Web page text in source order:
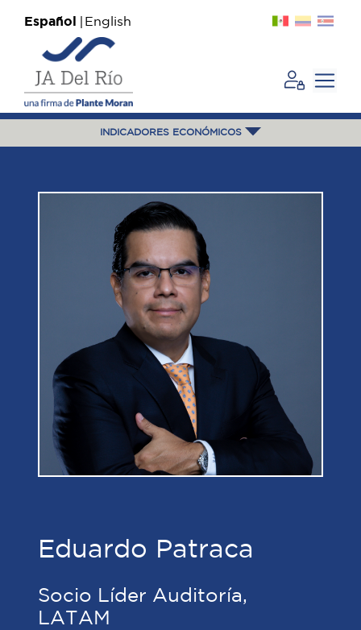
Español English
INDICADORES ECONÓMICOS
Eduardo Patraca
Socio Líder Auditoría,
LATAM